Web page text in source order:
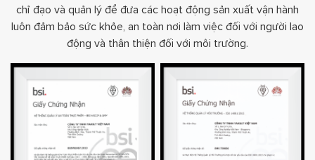
chỉ đạo và quản lý để đưa các hoạt động sản xuất vận hành
luôn đảm bảo sức khỏe, an toàn nơi làm việc đối với người lao
động và thân thiện đối với môi trường.